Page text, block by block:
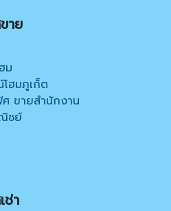
าย
ม
ฮมภูเก็ต
ขายสำนักงาน
ชย์
ช่า